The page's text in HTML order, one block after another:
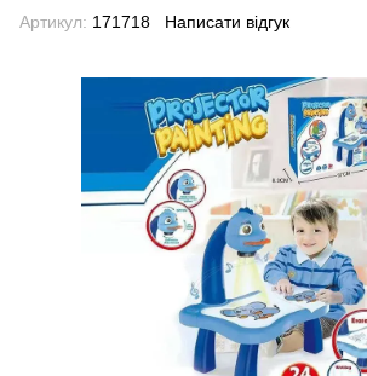
Артикул: 171718 Написати відгук